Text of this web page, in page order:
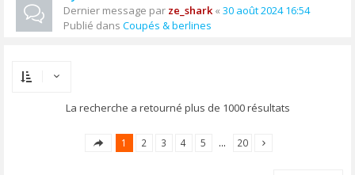
Dernier message par ze_shark« 30 août 2024 16:54
Publié dans Coupés & berlines
La recherche a retourné plus de 1000 résultats
1 2 3 4 5 … 20